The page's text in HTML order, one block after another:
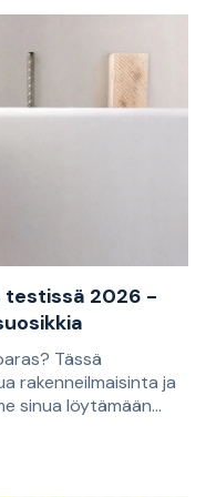
testissä 2026 -
Tässä
rakenneilmaisinta ja
sinua löytämään